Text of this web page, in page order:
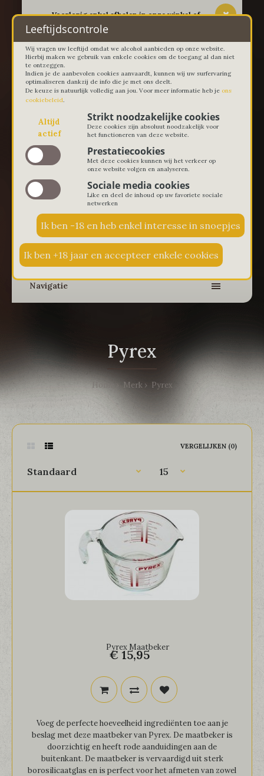
-- Voorlopig enkel afhalen in onze winkel of
thuislevering in Lievegem vanaf 100 euro --
0 € 0,00
Navigatie
Pyrex
Home Merk Pyrex
VERGELIJKEN (0)
Pyrex Maatbeker
€ 15,95
Voeg de perfecte hoeveelheid ingrediënten toe aan je
beslag met deze maatbeker van Pyrex. De maatbeker is
doorzichtig en heeft rode aanduidingen aan de
buitenkant. De maatbeker is vervaardigd uit sterk
borosilicaatglas en is perfect voor het afmeten van zowel
Leeftijdscontrole
Wij vragen uw leeftijd omdat we alcohol aanbieden op onze website.
Hierbij maken we gebruik van enkele cookies om de toegang al dan niet
te ontzeggen.
Indien je de aanbevolen cookies aanvaardt, kunnen wij uw surfervaring
optimaliseren dankzij de info die je met ons deelt.
De keuze is natuurlijk volledig aan jou. Voor meer informatie heb je ons
cookiebeleid.
Altijd
actief
Strikt noodzakelijke cookies
Deze cookies zijn absoluut noodzakelijk voor
het functioneren van deze website.
Prestatiecookies
Met deze cookies kunnen wij het verkeer op
onze website volgen en analyseren.
Sociale media cookies
Like en deel de inhoud op uw favoriete sociale
netwerken